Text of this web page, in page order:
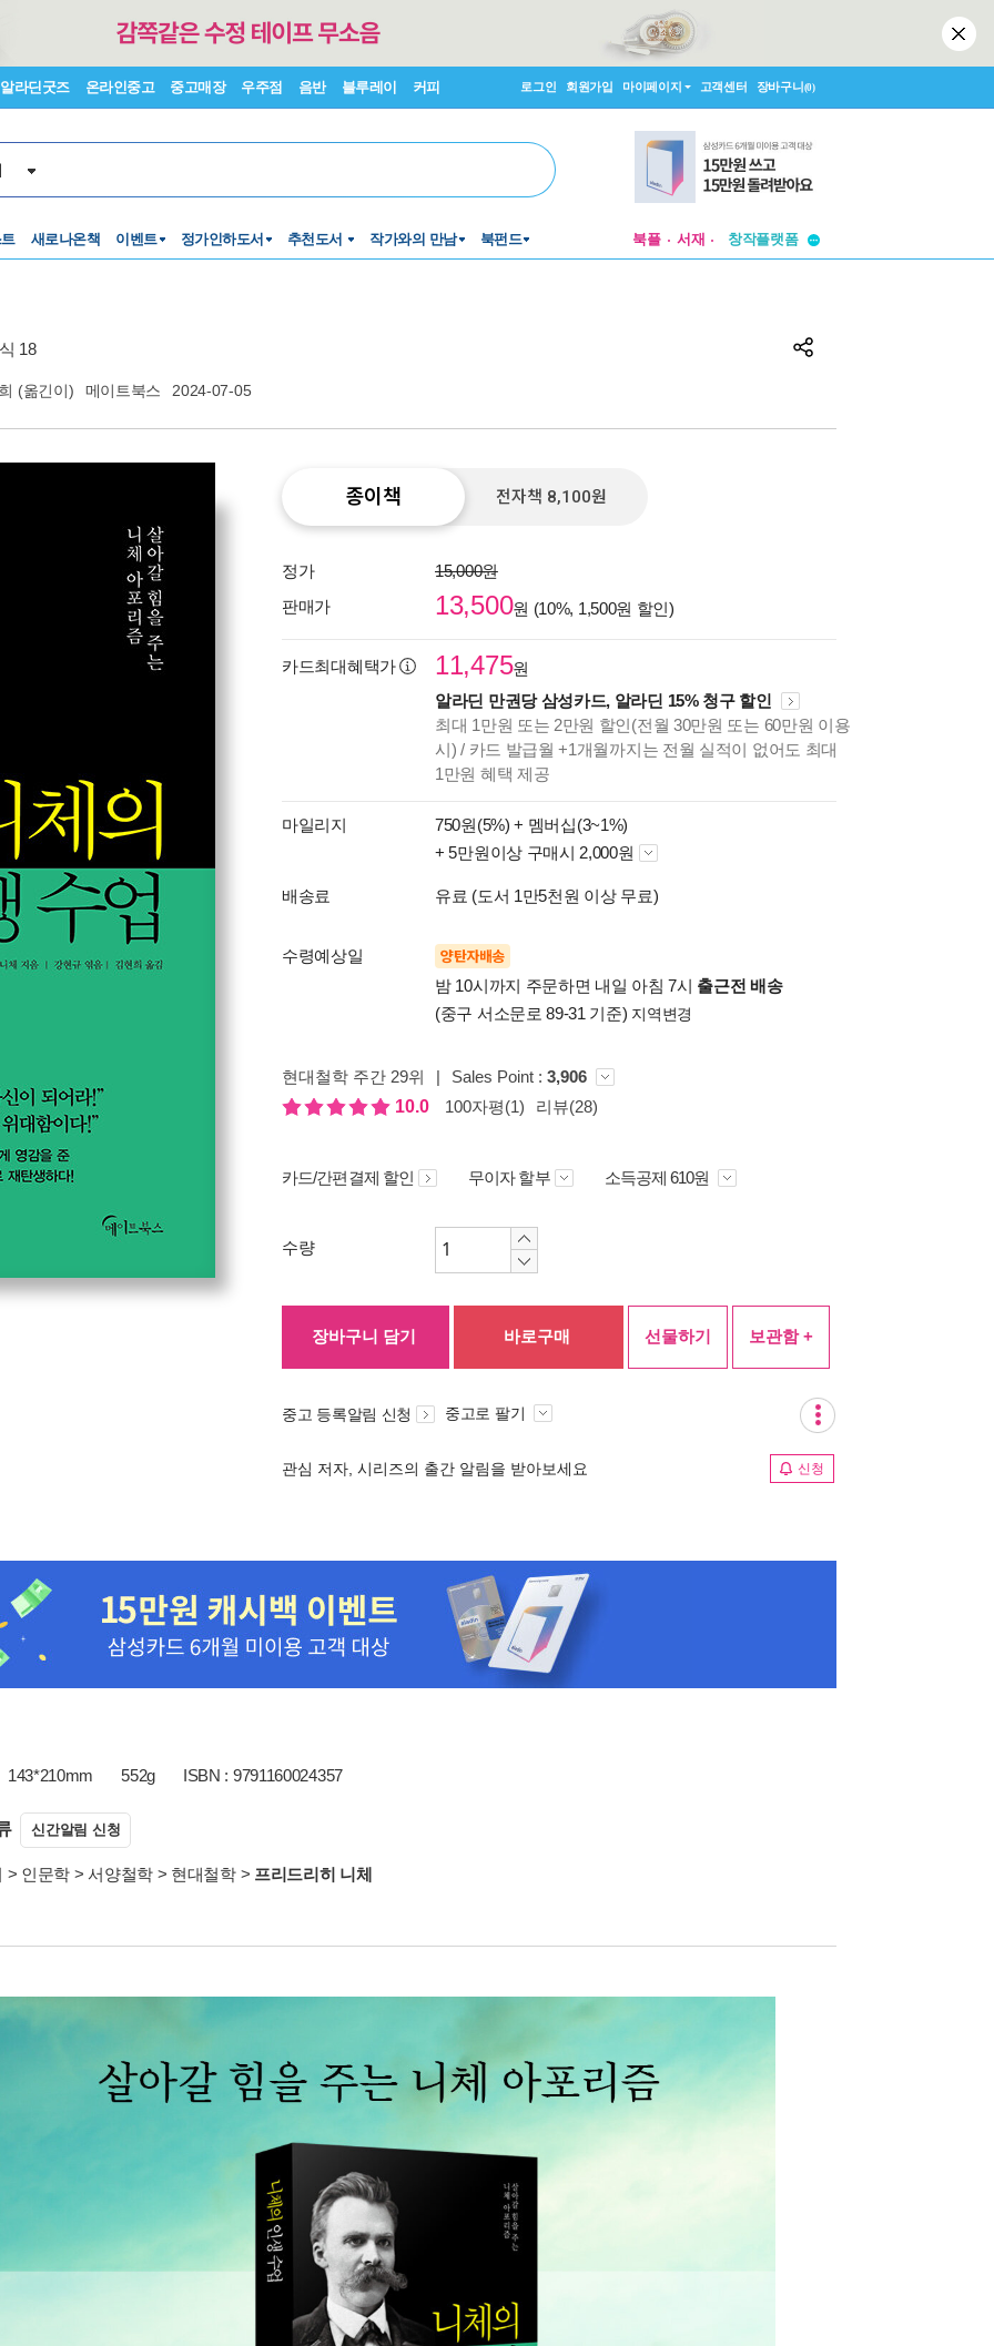
알라딘굿즈 온라인중고 중고매장 우주점 음반 블루레이 커피 로그인 회원가입 마이페이지 고객센터 장바구니(0)
새로나온책 이벤트 정가인하도서 추천도서 작가와의 만남 북펀드 북플 서재
창작플랫폼
18
(옮긴이) 메이트북스 2024-07-05
종이책 전자책 8,100원
정가
15,000원
판매가
13,500원 (10%, 1,500원 할인)
카드최대혜택가 11,475원
알라딘 만권당 삼성카드, 알라딘 15% 청구 할인
최대 1만원 또는 2만원 할인(전월 30만원 또는 60만원 이용
시) / 카드 발급월 +1개월까지는 전월 실적이 없어도 최대
1만원 혜택 제공
마일리지 750원(5%) + 멤버십(3~1%)
+ 5만원이상 구매시 2,000원
배송료 유료 (도서 1만5천원 이상 무료)
수령예상일 양탄자배송
밤 10시까지 주문하면 내일 아침 7시 출근전 배송
(중구 서소문로 89-31 기준) 지역변경
현대철학 주간 29위 | Sales Point : 3,906
10.0
100자평(1) 리뷰(28)
카드/간편결제 할인 무이자 할부 소득공제 610원
수량
장바구니 담기 바로구매 선물하기 보관함 +
중고 등록알림 신청 중고로 팔기
관심 저자, 시리즈의 출간 알림을 받아보세요 신청
143*210mm 552g ISBN : 9791160024357
신간알림 신청
> 인문학 >서양철학> 현대철학> 프리드리히 니체